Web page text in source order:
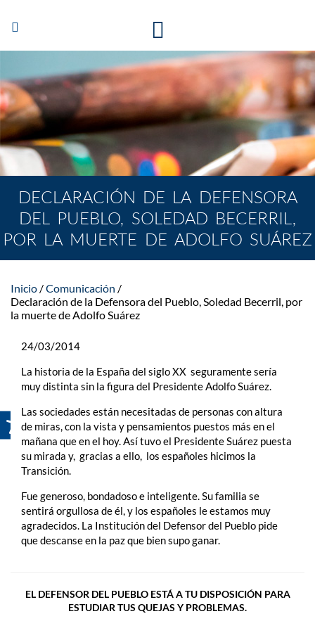
Abrir/Cerrar
navegación
DECLARACIÓN DE LA DEFENSORA
DEL PUEBLO, SOLEDAD BECERRIL,
POR LA MUERTE DE ADOLFO SUÁREZ
Inicio
Comunicación
Declaración de la Defensora del Pueblo, Soledad Becerril, por
la muerte de Adolfo Suárez
24/03/2014
La historia de la España del siglo XX seguramente sería
muy distinta sin la figura del Presidente Adolfo Suárez.
Las sociedades están necesitadas de personas con altura
de miras, con la vista y pensamientos puestos más en el
mañana que en el hoy. Así tuvo el Presidente Suárez puesta
su mirada y, gracias a ello, los españoles hicimos la
Transición.
Fue generoso, bondadoso e inteligente. Su familia se
sentirá orgullosa de él, y los españoles le estamos muy
agradecidos. La Institución del Defensor del Pueblo pide
que descanse en la paz que bien supo ganar.
EL DEFENSOR DEL PUEBLO ESTÁ A TU DISPOSICIÓN PARA
ESTUDIAR TUS QUEJAS Y PROBLEMAS.